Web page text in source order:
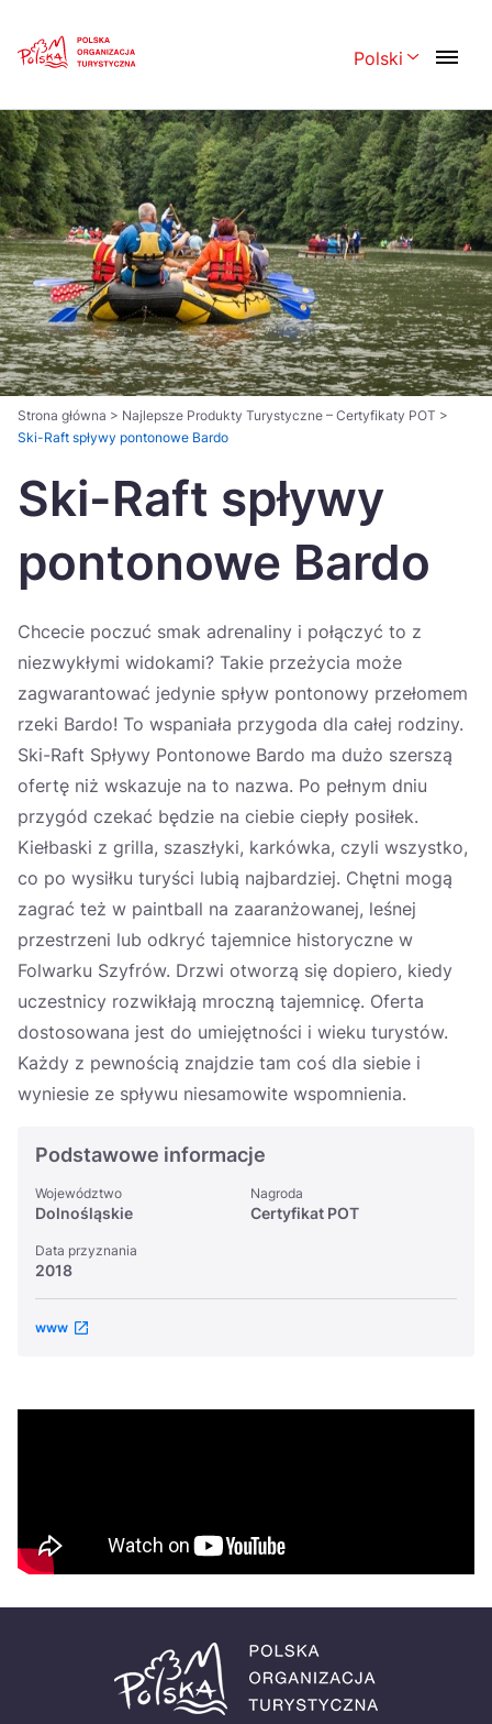
Polski
Polski English
Česká 中国
Dansk Deutsch
Español Français
Italiano Magyar
Nederlands 日本語
Português Norsk
Україна
Zamknij
Strona główna > Najlepsze Produkty Turystyczne – Certyfikaty POT >
Ski-Raft spływy pontonowe Bardo
Ski-Raft spływy
pontonowe Bardo
Chcecie poczuć smak adrenaliny i połączyć to z
niezwykłymi widokami? Takie przeżycia może
zagwarantować jedynie spływ pontonowy przełomem
rzeki Bardo! To wspaniała przygoda dla całej rodziny.
Ski-Raft Spływy Pontonowe Bardo ma dużo szerszą
ofertę niż wskazuje na to nazwa. Po pełnym dniu
przygód czekać będzie na ciebie ciepły posiłek.
Kiełbaski z grilla, szaszłyki, karkówka, czyli wszystko,
co po wysiłku turyści lubią najbardziej. Chętni mogą
zagrać też w paintball na zaaranżowanej, leśnej
przestrzeni lub odkryć tajemnice historyczne w
Folwarku Szyfrów. Drzwi otworzą się dopiero, kiedy
uczestnicy rozwikłają mroczną tajemnicę. Oferta
dostosowana jest do umiejętności i wieku turystów.
Każdy z pewnością znajdzie tam coś dla siebie i
wyniesie ze spływu niesamowite wspomnienia.
Podstawowe informacje
Województwo
Dolnośląskie
Nagroda
Certyfikat POT
Data przyznania
2018
www